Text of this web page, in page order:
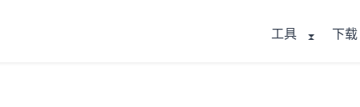
工具 下载